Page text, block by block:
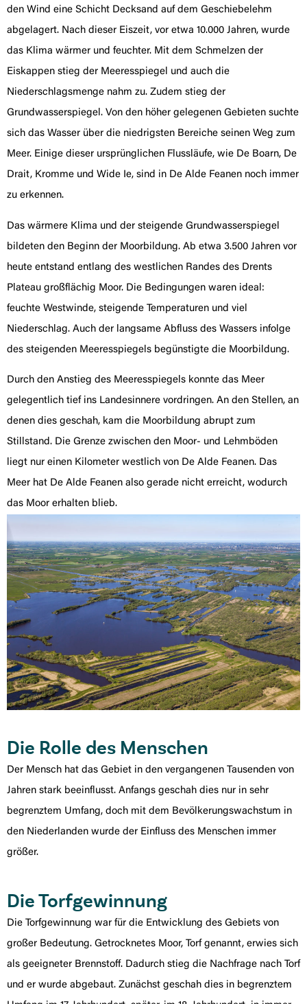
den Wind eine Schicht Decksand auf dem Geschiebelehm
abgelagert. Nach dieser Eiszeit, vor etwa 10.000 Jahren, wurde
das Klima wärmer und feuchter. Mit dem Schmelzen der
Eiskappen stieg der Meeresspiegel und auch die
Niederschlagsmenge nahm zu. Zudem stieg der
Grundwasserspiegel. Von den höher gelegenen Gebieten suchte
sich das Wasser über die niedrigsten Bereiche seinen Weg zum
Meer. Einige dieser ursprünglichen Flussläufe, wie De Boarn, De
Drait, Kromme und Wide Ie, sind in De Alde Feanen noch immer
zu erkennen.
Das wärmere Klima und der steigende Grundwasserspiegel
bildeten den Beginn der Moorbildung. Ab etwa 3.500 Jahren vor
heute entstand entlang des westlichen Randes des Drents
Plateau großflächig Moor. Die Bedingungen waren ideal:
feuchte Westwinde, steigende Temperaturen und viel
Niederschlag. Auch der langsame Abfluss des Wassers infolge
des steigenden Meeresspiegels begünstigte die Moorbildung.
Durch den Anstieg des Meeresspiegels konnte das Meer
gelegentlich tief ins Landesinnere vordringen. An den Stellen, an
denen dies geschah, kam die Moorbildung abrupt zum
Stillstand. Die Grenze zwischen den Moor- und Lehmböden
liegt nur einen Kilometer westlich von De Alde Feanen. Das
Meer hat De Alde Feanen also gerade nicht erreicht, wodurch
das Moor erhalten blieb.
Die Rolle des Menschen
Der Mensch hat das Gebiet in den vergangenen Tausenden von
Jahren stark beeinflusst. Anfangs geschah dies nur in sehr
begrenztem Umfang, doch mit dem Bevölkerungswachstum in
den Niederlanden wurde der Einfluss des Menschen immer
größer.
Die Torfgewinnung
Die Torfgewinnung war für die Entwicklung des Gebiets von
großer Bedeutung. Getrocknetes Moor, Torf genannt, erwies sich
als geeigneter Brennstoff. Dadurch stieg die Nachfrage nach Torf
und er wurde abgebaut. Zunächst geschah dies in begrenztem